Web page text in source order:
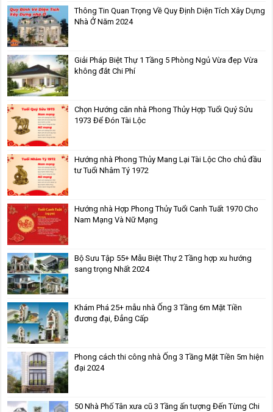
Thông Tin Quan Trọng Về Quy Định Diện Tích Xây Dựng
Nhà Ở Năm 2024
Giải Pháp Biệt Thự 1 Tầng 5 Phòng Ngủ Vừa đẹp Vừa
không đắt Chi Phí
Chọn Hướng căn nhà Phong Thủy Hợp Tuổi Quý Sửu
1973 Để Đón Tài Lộc
Hướng nhà Phong Thủy Mang Lại Tài Lộc Cho chủ đầu
tư Tuổi Nhâm Tý 1972
Hướng nhà Hợp Phong Thủy Tuổi Canh Tuất 1970 Cho
Nam Mạng Và Nữ Mạng
Bộ Sưu Tập 55+ Mẫu Biệt Thự 2 Tầng hợp xu hướng
sang trọng Nhất 2024
Khám Phá 25+ mẫu nhà Ống 3 Tầng 6m Mặt Tiền
đương đại, Đẳng Cấp
Phong cách thi công nhà Ống 3 Tầng Mặt Tiền 5m hiện
đại 2024
50 Nhà Phố Tân xưa cũ 3 Tầng ấn tượng Đến Từng Chi